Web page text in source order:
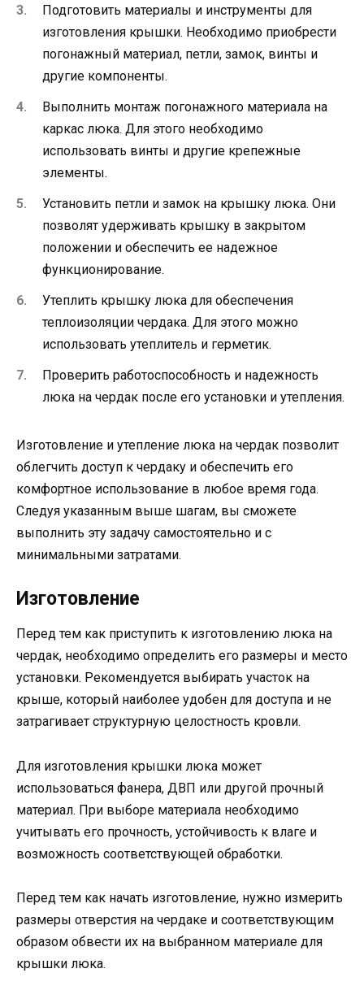
Подготовить материалы и инструменты для
изготовления крышки. Необходимо приобрести
погонажный материал, петли, замок, винты и
другие компоненты.
Выполнить монтаж погонажного материала на
каркас люка. Для этого необходимо
использовать винты и другие крепежные
элементы.
Установить петли и замок на крышку люка. Они
позволят удерживать крышку в закрытом
положении и обеспечить ее надежное
функционирование.
Утеплить крышку люка для обеспечения
теплоизоляции чердака. Для этого можно
использовать утеплитель и герметик.
Проверить работоспособность и надежность
люка на чердак после его установки и утепления.
Изготовление и утепление люка на чердак позволит
облегчить доступ к чердаку и обеспечить его
комфортное использование в любое время года.
Следуя указанным выше шагам, вы сможете
выполнить эту задачу самостоятельно и с
минимальными затратами.
Изготовление
Перед тем как приступить к изготовлению люка на
чердак, необходимо определить его размеры и место
установки. Рекомендуется выбирать участок на
крыше, который наиболее удобен для доступа и не
затрагивает структурную целостность кровли.
Для изготовления крышки люка может
использоваться фанера, ДВП или другой прочный
материал. При выборе материала необходимо
учитывать его прочность, устойчивость к влаге и
возможность соответствующей обработки.
Перед тем как начать изготовление, нужно измерить
размеры отверстия на чердаке и соответствующим
образом обвести их на выбранном материале для
крышки люка.